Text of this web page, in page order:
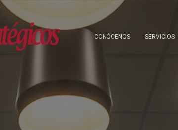
CONÓCENOS SERVICIOS